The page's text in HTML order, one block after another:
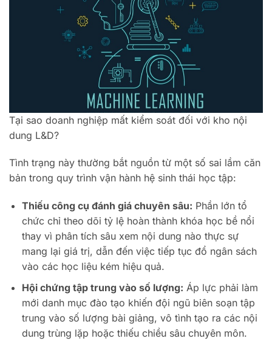
Tại sao doanh nghiệp mất kiểm soát đối với kho nội
dung L&D?
Tình trạng này thường bắt nguồn từ một số sai lầm căn
bản trong quy trình vận hành hệ sinh thái học tập:
Thiếu công cụ đánh giá chuyên sâu: Phần lớn tổ
chức chỉ theo dõi tỷ lệ hoàn thành khóa học bề nổi
thay vì phân tích sâu xem nội dung nào thực sự
mang lại giá trị, dẫn đến việc tiếp tục đổ ngân sách
vào các học liệu kém hiệu quả.
Hội chứng tập trung vào số lượng: Áp lực phải làm
mới danh mục đào tạo khiến đội ngũ biên soạn tập
trung vào số lượng bài giảng, vô tình tạo ra các nội
dung trùng lặp hoặc thiếu chiều sâu chuyên môn.